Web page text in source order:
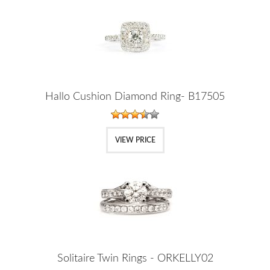
Hallo Cushion Diamond Ring- B17505
VIEW PRICE
Solitaire Twin Rings - ORKELLY02